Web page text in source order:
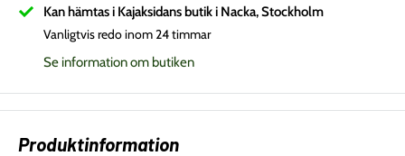
Kan hämtas i Kajaksidans butik i Nacka, Stockholm
Vanligtvis redo inom 24 timmar
Se information om butiken
Produktinformation